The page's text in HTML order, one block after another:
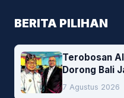
BERITA PILIHAN
Terobosan
Dorong Bali
Pembiayaan
7 Agustus 2026